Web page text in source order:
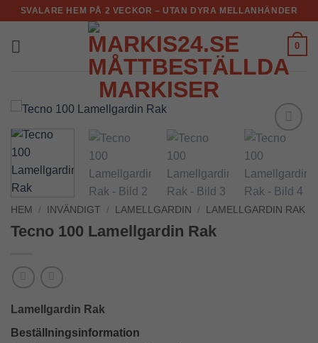
Skip
content
SVALARE HEM PÅ 2 VECKOR – UTAN DYRA MELLANHÄNDER
0
Add to
HEM / INVÄNDIGT / LAMELLGARDIN / LAMELLGARDIN RAK
Tecno 100 Lamellgardin Rak
Lamellgardin Rak
Beställningsinformation